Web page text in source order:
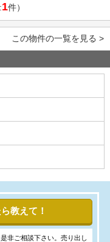
1件）
この物件の一覧を見る >
教えて！
非ご相談下さい。売り出し